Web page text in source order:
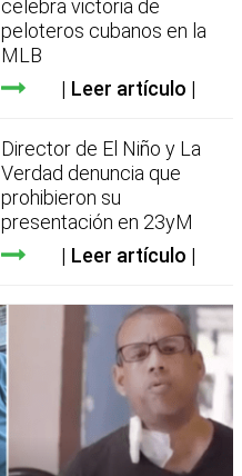
celebra victoria de
peloteros cubanos en la
MLB
Leer artículo
Director de El Niño y La
Verdad denuncia que
prohibieron su
presentación en 23yM
Leer artículo